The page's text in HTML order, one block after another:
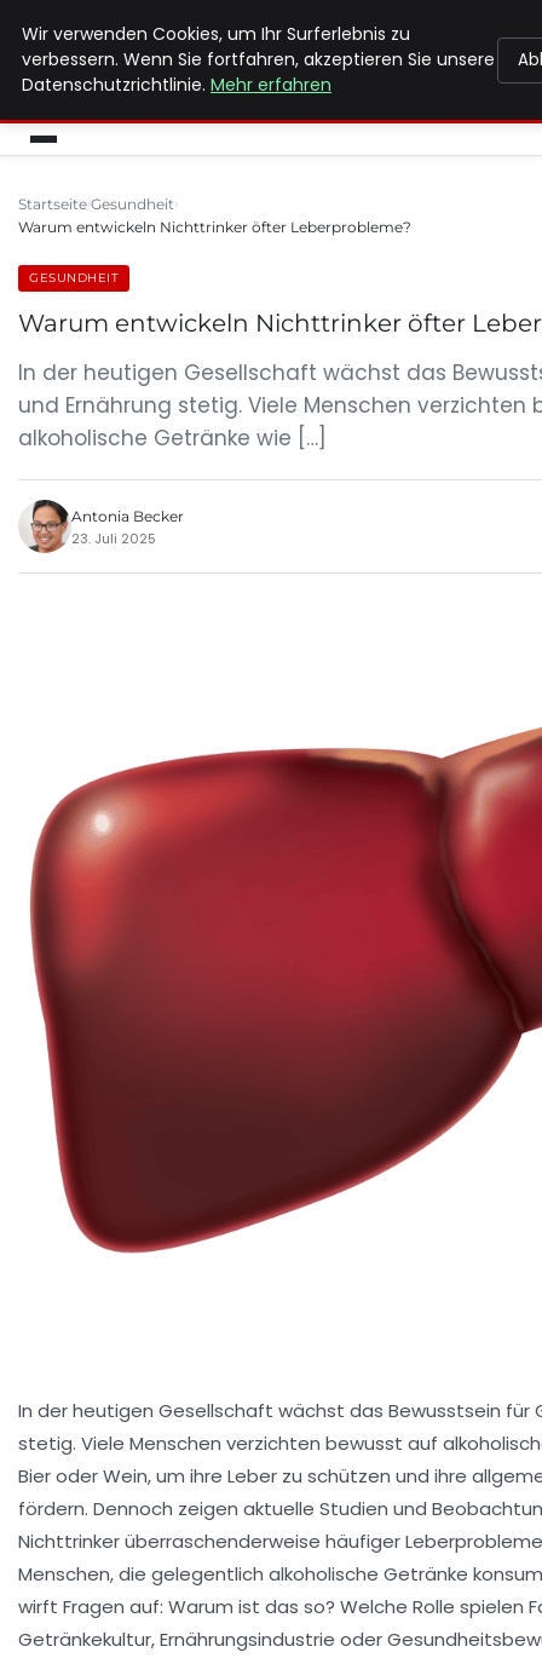
MAX NEUKIRCHNER
Startseite Gesundheit
Warum entwickeln Nichttrinker öfter Leberprobleme?
GESUNDHEIT
Warum entwickeln Nichttrinker öfter
In der heutigen Gesellschaft wächst das
und Ernährung stetig. Viele Menschen verzichten
alkoholische Getränke wie […]
Antonia Becker
23. Juli 2025
In der heutigen Gesellschaft wächst das Bewusstsein für
stetig. Viele Menschen verzichten bewusst auf
Bier oder Wein, um ihre Leber zu schützen und ihre
fördern. Dennoch zeigen aktuelle Studien und
Nichttrinker überraschenderweise häufiger
Menschen, die gelegentlich alkoholische Getränke
wirft Fragen auf: Warum ist das so? Welche Rolle spielen
Getränkekultur, Ernährungsindustrie oder
Wir verwenden Cookies, um Ihr Surferlebnis zu
verbessern. Wenn Sie fortfahren, akzeptieren Sie unsere
Datenschutzrichtlinie. Mehr erfahren